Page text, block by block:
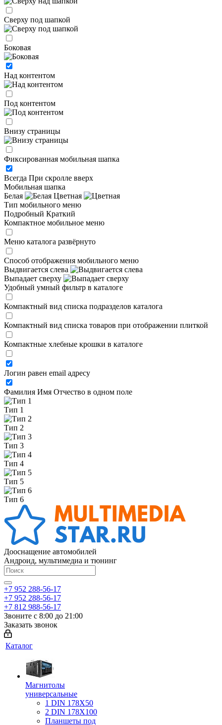
Сверху под шапкой
Боковая
Над контентом
Под контентом
Внизу страницы
Фиксированная мобильная шапка
Всегда При скролле вверх
Мобильная шапка
Белая
Цветная
Тип мобильного меню
Подробный Краткий
Компактное мобильное меню
Меню каталога развёрнуто
Способ отображения мобильного меню
Выдвигается слева
Выпадает сверху
Удобный умный фильтр в каталоге
Компактный вид списка подразделов каталога
Компактный вид списка товаров при отображении плиткой
Компактные хлебные крошки в каталоге
Логин равен email адресу
Фамилия Имя Отчество в одном поле
Тип 1
Тип 2
Тип 3
Тип 4
Тип 5
Тип 6
Дооснащение автомобилей
Андроид, мультимедиа и тюнинг
+7 952 288-56-17
+7 952 288-56-17
+7 812 988-56-17
Звоните с 8:00 до 21:00
Заказать звонок
Каталог
Магнитолы
универсальные
1 DIN 178X50
2 DIN 178X100
Планшеты под